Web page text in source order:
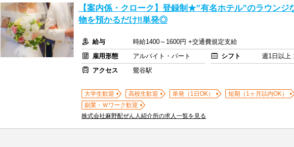
【案内係・クローク】登録制★”有名ホテル”のラウンジ
物を預かるだけ‼単発◎
給与
時給1400～1600円 +交通費規定支給
雇用形態
アルバイト・パート シフト
週1日以上
アクセス
鶯谷駅
大学生歓迎 高校生歓迎 単発（1日OK）
短期（1ヶ月以内OK）
副業・Ｗワーク歓迎
株式会社麻野配ぜん人紹介所の求人一覧を見る